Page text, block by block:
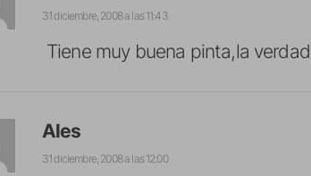
31 diciembre, 2008 a las 11:43
Tiene muy buena pinta,la
Ales
31 diciembre, 2008 a las 12:00